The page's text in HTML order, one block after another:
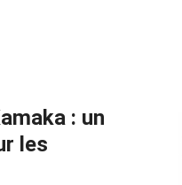
: un
les